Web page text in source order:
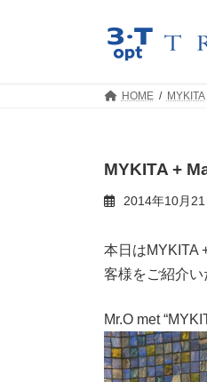
HOME MYKITA
MYKITA +
2014年10月21
本日はMYKITA
客様をご紹介い
Mr.O met